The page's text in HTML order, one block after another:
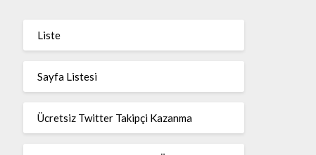
Liste
Sayfa Listesi
Ücretsiz Twitter Takipçi Kazanma